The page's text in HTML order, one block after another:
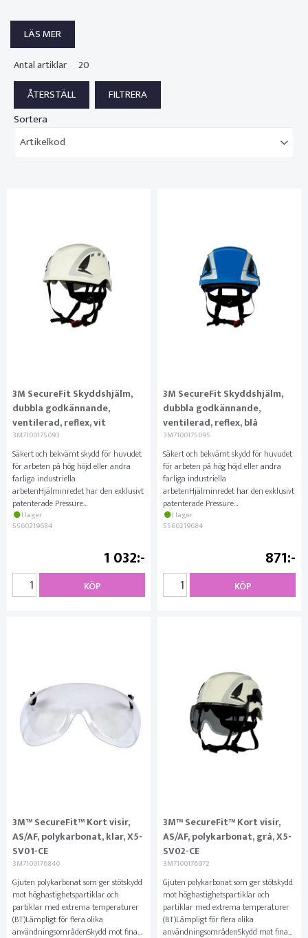
LÄS MER
Antal artiklar 20
Sortera
Artikelkod
3M SecureFit Skyddshjälm,
dubbla godkännande,
ventilerad, reflex, vit
3M7100175093
Säkert och bekvämt skydd för huvudet
för arbeten på hög höjd eller andra
farliga industriella
arbetenHjälminredet har den exklusivt
patenterade Pressure
Diffusionteknologin från
3M™Hakbandet med 4
I lager
5560219684
1 032
KÖP
3M SecureFit Skyddshjälm,
dubbla godkännande,
ventilerad, reflex, blå
3M7100175095
Säkert och bekvämt skydd för huvudet
för arbeten på hög höjd eller andra
farliga industriella
arbetenHjälminredet har den exklusivt
patenterade Pressure
Diffusionteknologin från
3M™Hakbandet med 4
I lager
5560219684
871
KÖP
3M™ SecureFit™ Kort visir,
AS/AF, polykarbonat, klar, X5-
SV01-CE
3M7100176840
Gjuten polykarbonat som ger stötskydd
mot höghastighetspartiklar och
partiklar med extrema temperaturer
(BT)Lämpligt för flera olika
användningsområdenSkydd mot fina
3M™ SecureFit™ Kort visir,
AS/AF, polykarbonat, grå, X5-
SV02-CE
3M7100176972
Gjuten polykarbonat som ger stötskydd
mot höghastighetspartiklar och
partiklar med extrema temperaturer
(BT)Lämpligt för flera olika
användningsområdenSkydd mot fina